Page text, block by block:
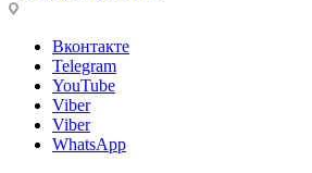
Вконтакте
Telegram
YouTube
Viber
Viber
WhatsApp